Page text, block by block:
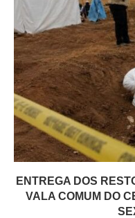
ENTREGA DOS
VALA COMUM DO